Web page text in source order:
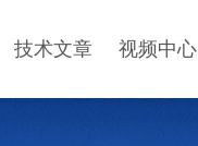
技术文章 视频中心